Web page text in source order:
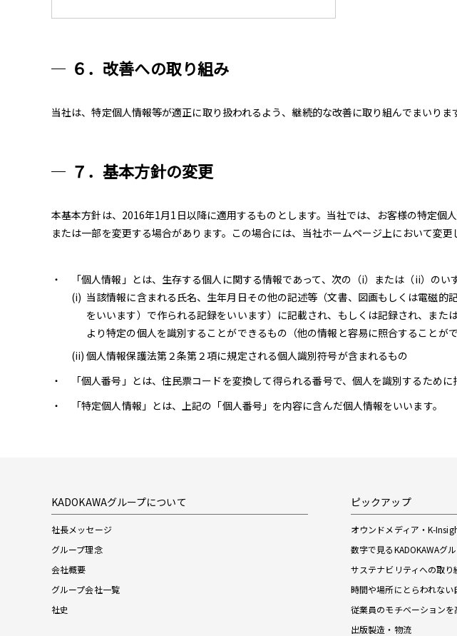
６．改善への取り組み
当社は、特定個人情報等が適正に取り扱われるよう、継続的な改善に取り組んでまいり
７．基本方針の変更
本基本方針は、2016年1月1日以降に適用するものとします。当社では、お客様の特定
または一部を変更する場合があります。この場合には、当社ホームページ上において変更
「個人情報」とは、生存する個人に関する情報であって、次の（i）または（ii）のい
当該情報に含まれる氏名、生年月日その他の記述等（文書、図画もしくは電磁
をいいます）で作られる記録をいいます）に記載され、もしくは記録され、ま
より特定の個人を識別することができるもの（他の情報と容易に照合することが
個人情報保護法第２条第２項に規定される個人識別符号が含まれるもの
「個人番号」とは、住民票コードを変換して得られる番号で、個人を識別するため
「特定個人情報」とは、上記の「個人番号」を内容に含んだ個人情報をいいます。
KADOKAWAグループについて
社長メッセージ
グループ理念
会社概要
グループ会社一覧
社史
ピックアップ
オウンドメディア・K-
数字で見るKADOKAWAグ
サステナビリティへの取り
時間や場所にとらわれな
従業員のモチベーション
出版製造・物流